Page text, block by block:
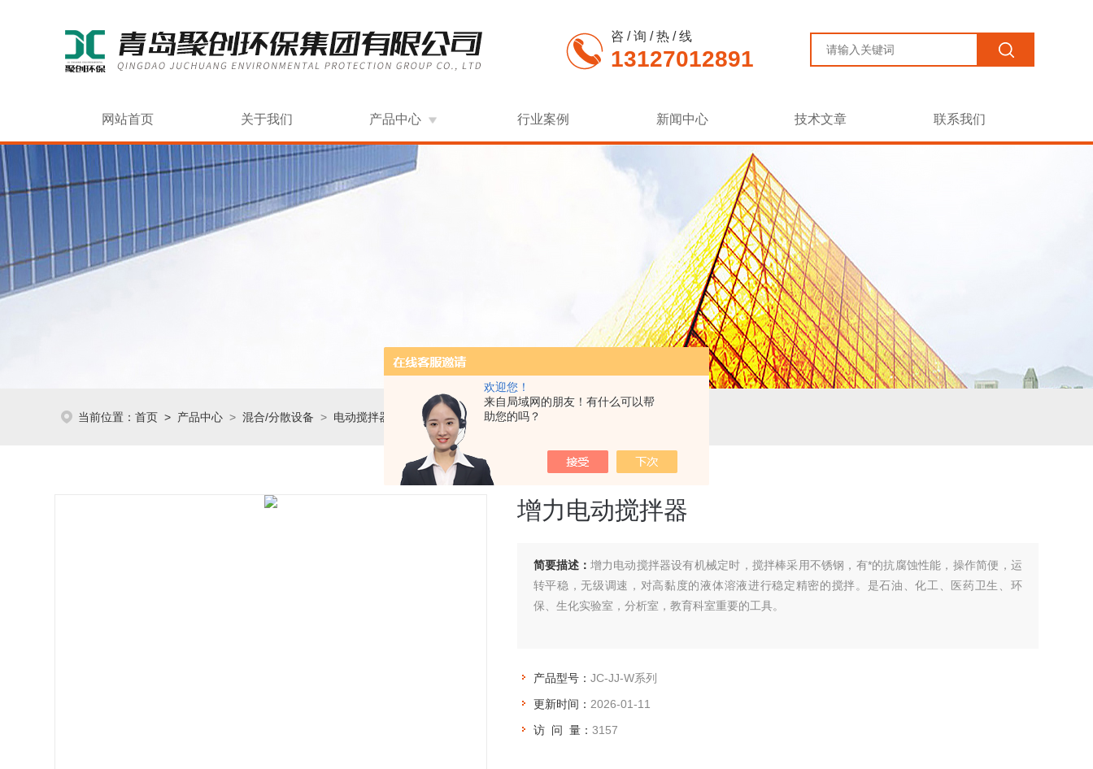
欢迎您！
来自局域网的朋友！有什么可以帮
助您的吗？
咨 / 询 / 热 / 线
13127012891
网站首页 关于我们 产品中心 行业案例 新闻中心 技术文章 联系我们
当前位置： 首页 > 产品中心 > 混合/分散设备 > 电动搅拌器 > JC-JJ-W系列增力电动搅拌器
增力电动搅拌器
简要描述： 增力电动搅拌器设有机械定时，搅拌棒采用不锈钢，有*的抗腐蚀性能，操作简便，运
转平稳，无级调速，对高黏度的液体溶液进行稳定精密的搅拌。是石油、化工、医药卫生、环
保、生化实验室，分析室，教育科室重要的工具。
产品型号： JC-JJ-W系列
更新时间： 2026-01-11
访 问 量： 3157